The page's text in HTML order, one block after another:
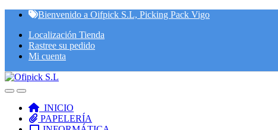
Skip
navigation
Skip
content
Bienvenido a Oifpick S.L, Picking Pack Vigo
Localización Tienda
Rastree su pedido
Mi cuenta
INICIO
PAPELERÍA